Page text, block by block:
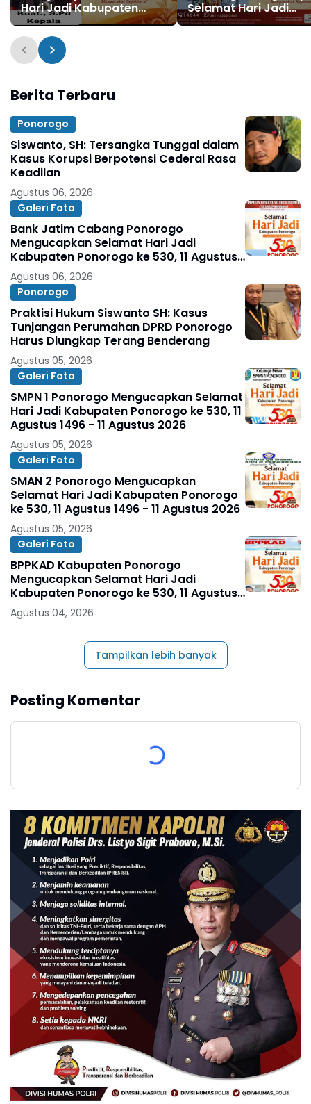
Hari Jadi Kabupaten
Ponorogo ke 530, 11
Agustus 1496 - 11 Agustus
2026
Selamat Hari Jadi
Kabupaten
Berita Terbaru
Ponorogo
Siswanto, SH: Tersangka Tunggal dalam
Kasus Korupsi Berpotensi Cederai Rasa
Keadilan
Agustus 06, 2026
Galeri Foto
Bank Jatim Cabang Ponorogo
Mengucapkan Selamat Hari Jadi
Kabupaten Ponorogo ke 530, 11 Agustus
1496 - 11 Agustus 2026
Agustus 06, 2026
Ponorogo
Praktisi Hukum Siswanto SH: Kasus
Tunjangan Perumahan DPRD Ponorogo
Harus Diungkap Terang Benderang
Agustus 05, 2026
Galeri Foto
SMPN 1 Ponorogo Mengucapkan Selamat
Hari Jadi Kabupaten Ponorogo ke 530, 11
Agustus 1496 - 11 Agustus 2026
Agustus 05, 2026
Galeri Foto
SMAN 2 Ponorogo Mengucapkan
Selamat Hari Jadi Kabupaten Ponorogo
ke 530, 11 Agustus 1496 - 11 Agustus 2026
Agustus 05, 2026
Galeri Foto
BPPKAD Kabupaten Ponorogo
Mengucapkan Selamat Hari Jadi
Kabupaten Ponorogo ke 530, 11 Agustus
1496 - 11 Agustus 2026
Agustus 04, 2026
Tampilkan lebih banyak
Posting Komentar